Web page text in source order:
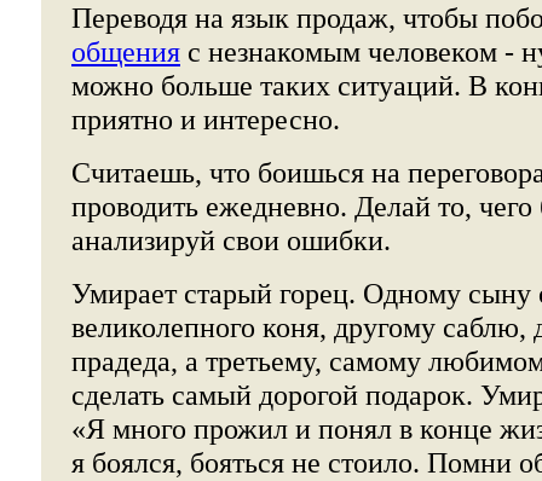
Переводя на язык продаж, чтобы
общения с незнакомым человеком -
можно больше таких ситуаций. В
приятно и интересно.
Считаешь, что боишься на
проводить ежедневно. Делай то,
анализируй свои ошибки.
Умирает старый горец. Одному сыну
великолепного коня, другому
прадеда, а третьему, самому
сделать самый дорогой подарок.
«Я много прожил и понял в конце
я боялся, бояться не стоило. Помни